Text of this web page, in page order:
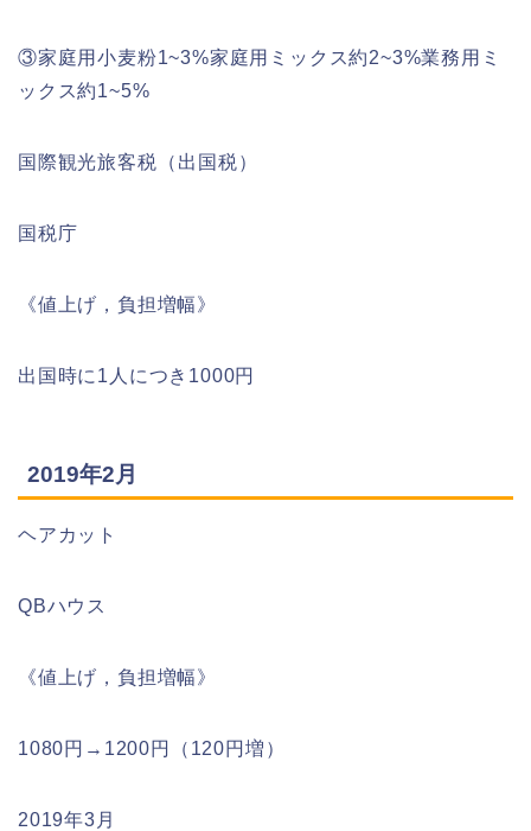
③家庭用小麦粉1~3%家庭用ミックス約2~3%業務用ミ
ックス約1~5%
国際観光旅客税（出国税）
国税庁
《値上げ，負担増幅》
出国時に1人につき1000円
2019年2月
ヘアカット
QBハウス
《値上げ，負担増幅》
1080円→1200円（120円増）
2019年3月